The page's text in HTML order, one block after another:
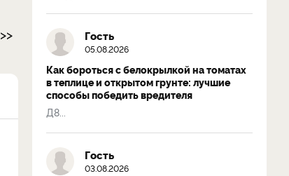
>> Гость
05.08.2026
Как бороться с белокрылкой на томатах
в теплице и открытом грунте: лучшие
способы победить вредителя
Д8...
Гость
03.08.2026